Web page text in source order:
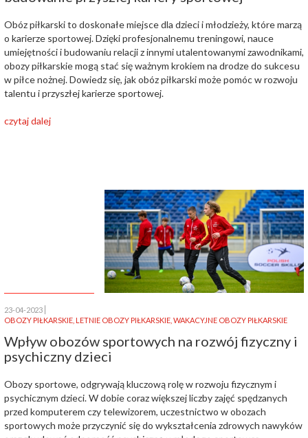
Obóz piłkarski to doskonałe miejsce dla dzieci i młodzieży, które marzą
o karierze sportowej. Dzięki profesjonalnemu treningowi, nauce
umiejętności i budowaniu relacji z innymi utalentowanymi zawodnikami,
obozy piłkarskie mogą stać się ważnym krokiem na drodze do sukcesu
w piłce nożnej. Dowiedz się, jak obóz piłkarski może pomóc w rozwoju
talentu i przyszłej karierze sportowej.
czytaj dalej
23-04-2023
OBOZY PIŁKARSKIE LETNIE OBOZY PIŁKARSKIE WAKACYJNE OBOZY PIŁKARSKIE
Wpływ obozów sportowych na rozwój fizyczny i
psychiczny dzieci
Obozy sportowe, odgrywają kluczową rolę w rozwoju fizycznym i
psychicznym dzieci. W dobie coraz większej liczby zajęć spędzanych
przed komputerem czy telewizorem, uczestnictwo w obozach
sportowych może przyczynić się do wykształcenia zdrowych nawyków